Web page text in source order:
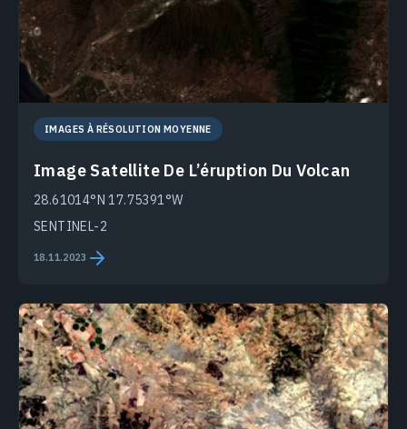
IMAGES À RÉSOLUTION MOYENNE
Image Satellite De L’éruption Du Volcan
28.61014°N 17.75391°W
SENTINEL-2
18.11.2023